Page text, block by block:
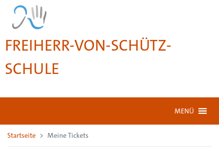
FREIHERR-VON-SCHÜTZ-
SCHULE
MENÜ
Startseite Meine Tickets